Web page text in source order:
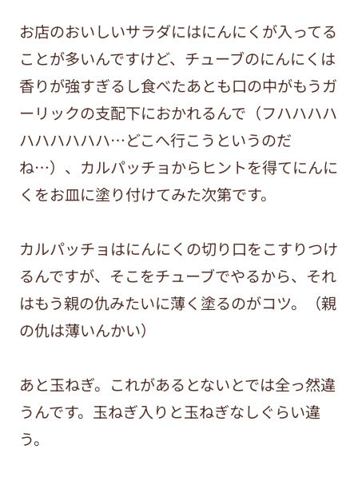
お店のおいしいサラダにはにんにくが入ってる
ことが多いんですけど、チューブのにんにくは
香りが強すぎるし食べたあとも口の中がもうガ
ーリックの支配下におかれるんで（フハハハハ
ハハハハハハ…どこへ行こうというのだ
ね…）、カルパッチョからヒントを得てにんに
くをお皿に塗り付けてみた次第です。
カルパッチョはにんにくの切り口をこすりつけ
るんですが、そこをチューブでやるから、それ
はもう親の仇みたいに薄く塗るのがコツ。（親
の仇は薄いんかい）
あと玉ねぎ。これがあるとないとでは全っ然違
うんです。玉ねぎ入りと玉ねぎなしぐらい違
う。